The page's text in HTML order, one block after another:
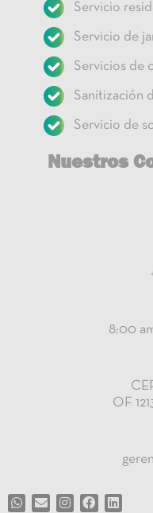
Servicio
Servicio de
Servicios de
Sanitización
Servicio de
Nuestros
8:00
OF